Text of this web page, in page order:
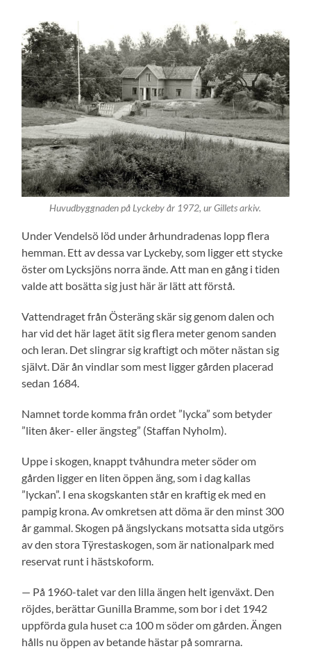
Huvudbyggnaden på Lyckeby år 1972, ur Gillets arkiv.
Under Vendelsö löd under århundradenas lopp flera
hemman. Ett av dessa var Lyckeby, som ligger ett stycke
öster om Lycksjöns norra ände. Att man en gång i tiden
valde att bosätta sig just här är lätt att förstå.
Vattendraget från Österäng skär sig genom dalen och
har vid det här laget ätit sig flera meter genom sanden
och leran. Det slingrar sig kraftigt och möter nästan sig
självt. Där ån vindlar som mest ligger gården placerad
sedan 1684.
Namnet torde komma från ordet ”lycka” som betyder
”liten åker- eller ängsteg” (Staffan Nyholm).
Uppe i skogen, knappt tvåhundra meter söder om
gården ligger en liten öppen äng, som i dag kallas
”lyckan”. I ena skogskanten står en kraftig ek med en
pampig krona. Av omkretsen att döma är den minst 300
år gammal. Skogen på ängslyckans motsatta sida utgörs
av den stora Tÿrestaskogen, som är nationalpark med
reservat runt i hästskoform.
— På 1960-talet var den lilla ängen helt igenväxt. Den
röjdes, berättar Gunilla Bramme, som bor i det 1942
uppförda gula huset c:a 100 m söder om gården. Ängen
hålls nu öppen av betande hästar på somrarna.